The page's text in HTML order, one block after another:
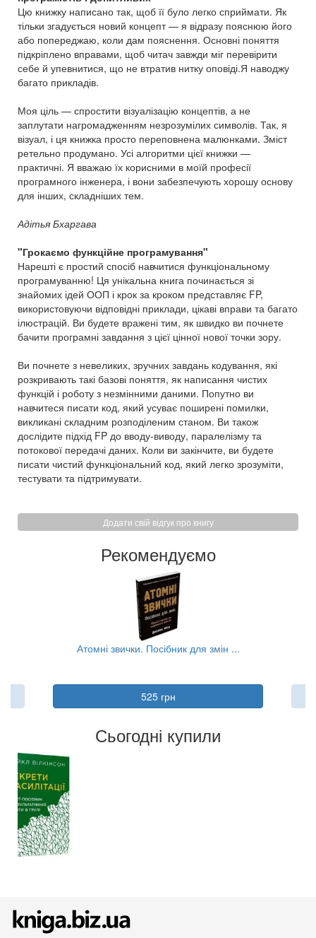
Цю книжку написано так, щоб її було легко сприймати. Як
тільки згадується новий концепт — я відразу пояснюю його
або попереджаю, коли дам пояснення. Основні поняття
підкріплено вправами, щоб читач завжди міг перевірити
себе й упевнитися, що не втратив нитку оповіді.Я наводжу
багато прикладів.
Моя ціль — спростити візуалізацію концептів, а не
заплутати нагромадженням незрозумілих символів. Так, я
візуал, і ця книжка просто переповнена малюнками. Зміст
ретельно продумано. Усі алгоритми цієї книжки —
практичні. Я вважаю їх корисними в моїй професії
програмного інженера, і вони забезпечують хорошу основу
для інших, складніших тем.
Адітья Бхаргава
"Грокаємо функційне програмування"
Нарешті є простий спосіб навчитися функціональному
програмуванню! Ця унікальна книга починається зі
знайомих ідей ООП і крок за кроком представляє FP,
використовуючи відповідні приклади, цікаві вправи та багато
ілюстрацій. Ви будете вражені тим, як швидко ви почнете
бачити програмні завдання з цієї цінної нової точки зору.
Ви почнете з невеликих, зручних завдань кодування, які
розкривають такі базові поняття, як написання чистих
функцій і роботу з незмінними даними. Попутно ви
навчитеся писати код, який усуває поширені помилки,
викликані складним розподіленим станом. Ви також
дослідите підхід FP до вводу-виводу, паралелізму та
потокової передачі даних. Коли ви закінчите, ви будете
писати чистий функціональний код, який легко зрозуміти,
тестувати та підтримувати.
Додати свій відгук про книгу
Рекомендуємо
Атомні звички. Посібник для змін ...
525 грн
Сьогодні купили